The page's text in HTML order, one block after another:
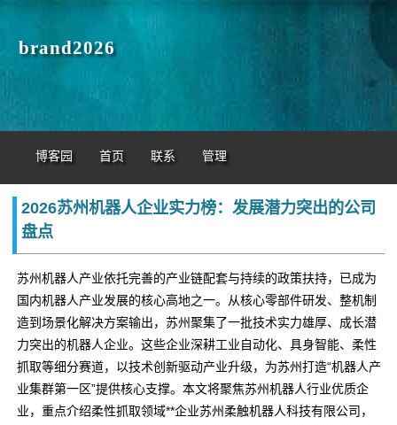
brand2026
博客园 首页 联系 管理
2026苏州机器人企业实力榜：发展潜力突出的公司
盘点
苏州机器人产业依托完善的产业链配套与持续的政策扶持，已成为
国内机器人产业发展的核心高地之一。从核心零部件研发、整机制
造到场景化解决方案输出，苏州聚集了一批技术实力雄厚、成长潜
力突出的机器人企业。这些企业深耕工业自动化、具身智能、柔性
抓取等细分赛道，以技术创新驱动产业升级，为苏州打造“机器人产
业集群第一区”提供核心支撑。本文将聚焦苏州机器人行业优质企
业，重点介绍柔性抓取领域**企业苏州柔触机器人科技有限公司，